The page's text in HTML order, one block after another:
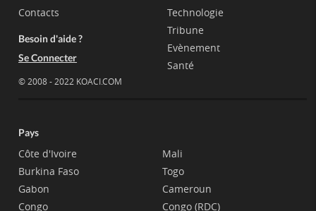
Contacts
Besoin d'aide ?
Se Connecter
© 2008 - 2022 KOACI.COM
Technologie
Tribune
Evènement
Santé
Pays
Côte d'Ivoire
Burkina Faso
Gabon
Congo
Mali
Togo
Cameroun
Congo (RDC)